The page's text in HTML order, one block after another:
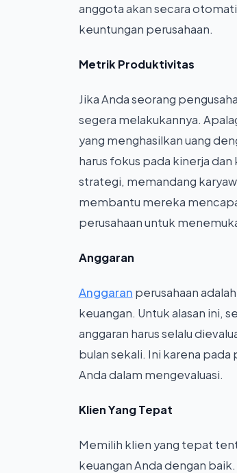
anggota akan secara
keuntungan perusahaan.
Metrik Produktivitas
Jika Anda seorang
segera melakukannya.
yang menghasilkan uang
harus fokus pada kinerja
strategi, memandang
membantu mereka
perusahaan untuk
Anggaran
Anggaran perusahaan
keuangan. Untuk alasan ini,
anggaran harus selalu
bulan sekali. Ini karena
Anda dalam mengevaluasi.
Klien Yang Tepat
Memilih klien yang tepat
keuangan Anda dengan